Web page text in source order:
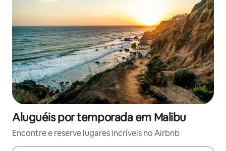
Aluguéis por temporada em Malibu
Encontre e reserve lugares incríveis no Airbnb